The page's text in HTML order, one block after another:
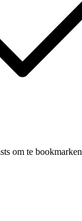
om te bookmarken